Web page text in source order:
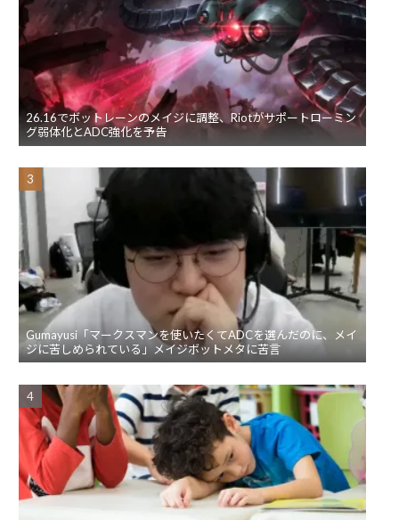
26.16でボットレーンのメイジに調整、Riotがサポートローミン
グ弱体化とADC強化を予告
Gumayusi「マークスマンを使いたくてADCを選んだのに、メイ
ジに苦しめられている」メイジボットメタに苦言